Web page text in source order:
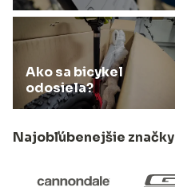
Ako sa bicykel
odosiela?
Najobľúbenejšie značky